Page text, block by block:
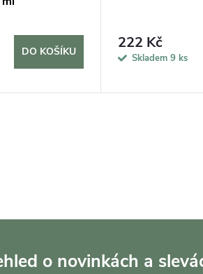
DO KOŠÍKU 222 Kč
Skladem 9 ks
o novinkách a